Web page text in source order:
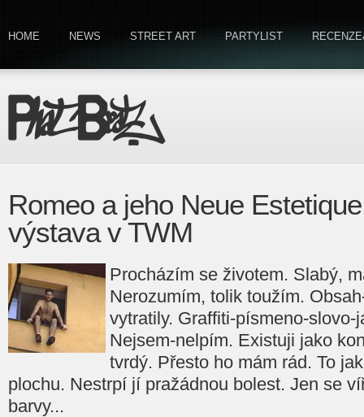
HOME NEWS STREET ART PARTYLIST
Romeo a jeho Neue
výstava v TWM
Procházím se životem. Slabý,
Nerozumím, tolik toužím.
vytratily. Graffiti-písmeno-slovo-
Nejsem-nelpím. Existuji jako
tvrdý. Přesto ho mám rád. To
plochu. Nestrpí jí pražádnou bolest. Jen se
barvy...